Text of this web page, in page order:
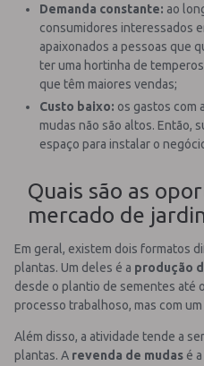
Demanda constante: ao
consumidores interessados
apaixonados a pessoas que
ter uma hortinha de
que têm maiores vendas;
Custo baixo: os gastos com
mudas não são altos. Então,
espaço para instalar o
Quais são as
mercado de
Em geral, existem dois formatos
plantas. Um deles é a produção
desde o plantio de sementes até
processo trabalhoso, mas com
Além disso, a atividade tende a
plantas. A revenda de mudas é